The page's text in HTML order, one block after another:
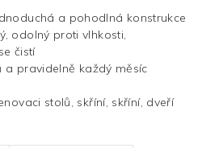
a pohodlná konstrukce
odolný proti vlhkosti,
čistí
a pravidelně každý měsíc
stolů, skříní, skříní, dveří